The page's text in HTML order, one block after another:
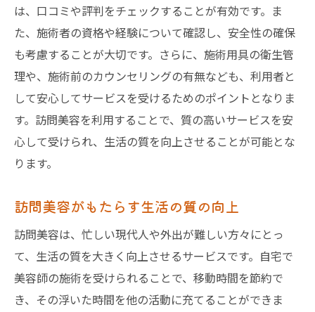
は、口コミや評判をチェックすることが有効です。ま
た、施術者の資格や経験について確認し、安全性の確保
も考慮することが大切です。さらに、施術用具の衛生管
理や、施術前のカウンセリングの有無なども、利用者と
して安心してサービスを受けるためのポイントとなりま
す。訪問美容を利用することで、質の高いサービスを安
心して受けられ、生活の質を向上させることが可能とな
ります。
訪問美容がもたらす生活の質の向上
訪問美容は、忙しい現代人や外出が難しい方々にとっ
て、生活の質を大きく向上させるサービスです。自宅で
美容師の施術を受けられることで、移動時間を節約で
き、その浮いた時間を他の活動に充てることができま